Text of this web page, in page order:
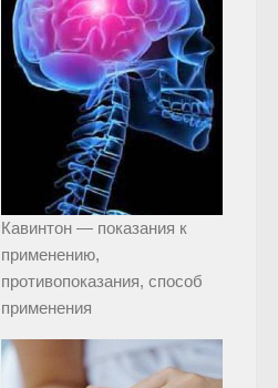
Кавинтон — показания к
применению,
противопоказания, способ
применения